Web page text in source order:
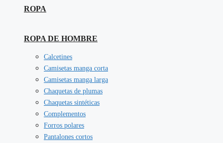
ROPA
ROPA DE HOMBRE
Calcetines
Camisetas manga corta
Camisetas manga larga
Chaquetas de plumas
Chaquetas sintéticas
Complementos
Forros polares
Pantalones cortos